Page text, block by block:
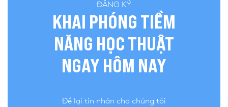
ĐĂNG KÝ
KHAI PHÓNG TIỀM
NĂNG HỌC THUẬT
NGAY HÔM NAY
Để lại tin nhắn cho chúng tôi